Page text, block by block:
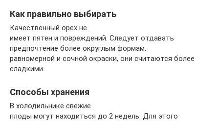
Как правильно выбирать
Качественный орех не
имеет пятен и повреждений. Следует отдавать
предпочтение более округлым формам,
равномерной и сочной окраски, они считаются более
сладкими.
Способы хранения
В холодильнике свежие
плоды могут находиться до 2 недель. Для этого